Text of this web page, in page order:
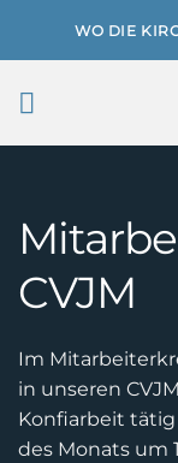
WO DIE
CVJM
Im
in unseren
Konfiarbeit
des Monats um